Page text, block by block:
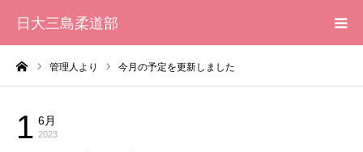
日大三島柔道部
管理人より 今月の予定を更新しました
1 6月
2023
HOME
柔道部 紹介